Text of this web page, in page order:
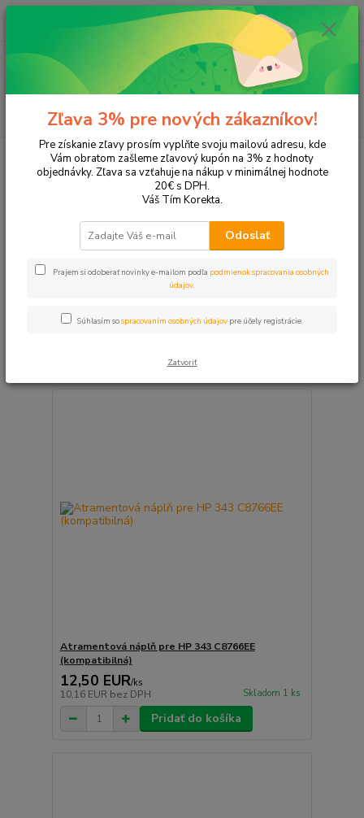
Hľadať
ks
za 0,00 EUR
Tonery a náplne do tlačiarní Hewlett Packard
HP Photosmart
Photosmart 2710
Photosmart 2710
Upresniť parametre
strana
Atramentová náplň pre HP 343 C8766EE
(kompatibilná)
12,50 EUR/ks
10,16 EUR bez DPH Skladom 1 ks
Pridať do košíka
Zľava 3% pre nových zákazníkov!
Pre získanie zľavy prosím vyplňte svoju mailovú adresu, kde
Vám obratom zašleme zľavový kupón na 3% z hodnoty
objednávky. Zľava sa vzťahuje na nákup v minimálnej hodnote
20€ s DPH.
Váš Tím Korekta.
Odoslať
Prajem si odoberať novinky e-mailom podľa podmienok spracovania osobných
údajov.
Súhlasím sospracovaním osobných údajov pre účely registrácie.
Zatvoriť